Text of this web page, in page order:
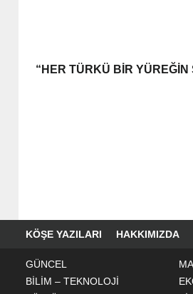
“HER TÜRKÜ BIR YÜREĞIN
KÖŞE YAZILARI HAKKIMIZDA
GÜNCEL
BİLİM – TEKNOLOJİ